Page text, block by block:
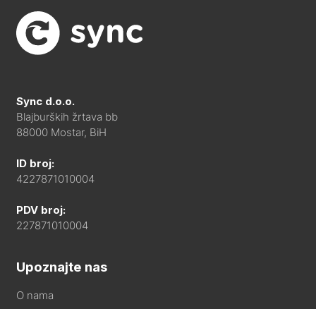
Sync d.o.o.
Blajburških žrtava bb
88000 Mostar, BiH
ID broj:
4227871010004
PDV broj:
227871010004
Upoznajte nas
O nama